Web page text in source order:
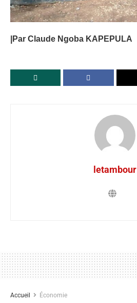
|Par Claude Ngoba KAPEPULA
letambour
Accueil Économie